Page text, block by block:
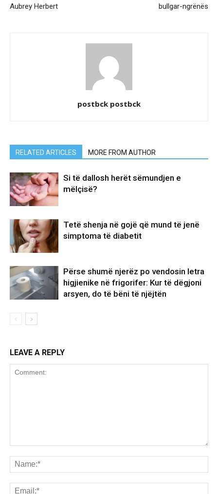
Aubrey Herbert
bullgar-ngrënës
postbck postbck
RELATED ARTICLES MORE FROM AUTHOR
Si të dallosh herët sëmundjen e
mëlçisë?
Tetë shenja në gojë që mund të jenë
simptoma të diabetit
Përse shumë njerëz po vendosin letra
higjienike në frigorifer: Kur të dëgjoni
arsyen, do të bëni të njëjtën
LEAVE A REPLY